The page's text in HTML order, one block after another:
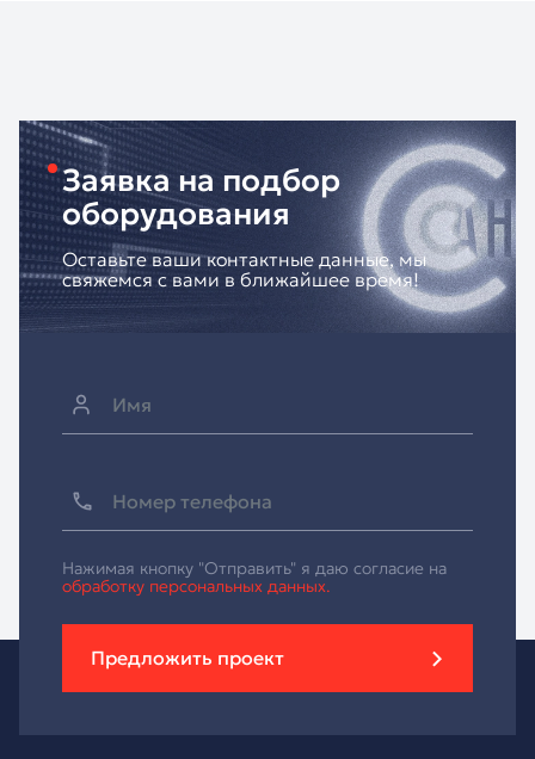
Заявка на подбор
оборудования
Оставьте ваши контактные данные, мы
свяжемся с вами в ближайшее время!
Нажимая кнопку "Отправить" я даю согласие на
обработку персональных данных.
Предложить проект